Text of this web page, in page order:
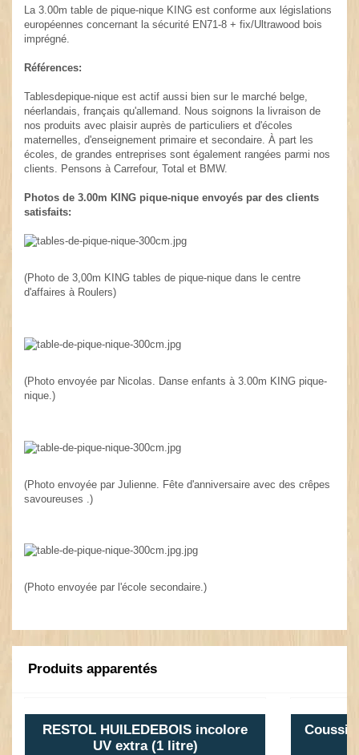
La 3.00m table de pique-nique KING est conforme aux législations
européennes concernant la sécurité EN71-8 + fix/Ultrawood bois
imprégné.
Références:
Tablesdepique-nique est actif aussi bien sur le marché belge,
néerlandais, français qu'allemand. Nous soignons la livraison de
nos produits avec plaisir auprès de particuliers et d'écoles
maternelles, d'enseignement primaire et secondaire. À part les
écoles, de grandes entreprises sont également rangées parmi nos
clients. Pensons à Carrefour, Total et BMW.
Photos de 3.00m KING pique-nique envoyés par des clients
satisfaits:
(Photo de 3,00m KING tables de pique-nique dans le centre
d'affaires à Roulers)
(Photo envoyée par Nicolas. Danse enfants à 3.00m KING pique-
nique.)
(Photo envoyée par Julienne. Fête d'anniversaire avec des crêpes
savoureuses .)
(Photo envoyée par l'école secondaire.)
Produits apparentés
RESTOL HUILEDEBOIS incolore
UV extra (1 litre)